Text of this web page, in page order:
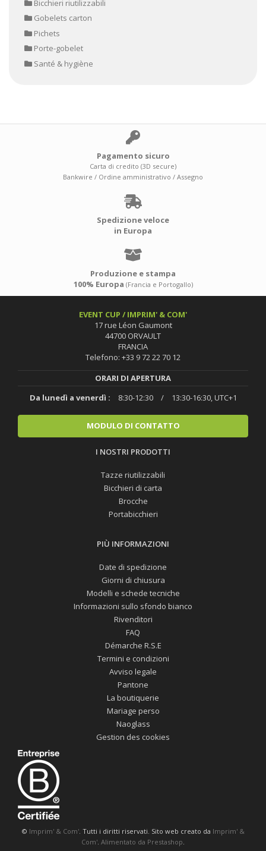
Bicchieri riutilizzabili
Gobelets carton
Pichets
Porte-gobelet
Santé & hygiène
Pagamento sicuro
Carta di credito (3D secure)
Bankwire / Ordine amministrativo / Assegno
Spedizione veloce
in Europa
Produzione e stampa
100% Europa (Francia e Portogallo)
EVENT CUP / IMPRIM' & COM'
17 rue Léon Gaumont
44700 ORVAULT
FRANCIA
Telefono: +33 9 72 22 70 12
ORARI DI APERTURA
Da lunedì a venerdì :
8:30-12:30 / 13:30-16:30, UTC+1
MODULO DI CONTATTO
I NOSTRI PRODOTTI
Tazze riutilizzabili
Bicchieri di carta
Brocche
Portabicchieri
PIÙ INFORMAZIONI
Date di spedizione
Giorni di chiusura
Modelli e schede tecniche
Informazioni sullo sfondo bianco
Rivenditori
FAQ
Démarche R.S.E
Termini e condizioni
Avviso legale
Pantone
La boutiquerie
Mariage perso
Naoglass
Gestion des cookies
© Imprim' & Com'. Tutti i diritti riservati. Sito web creato da Imprim' &
Com' Alimentato da Prestashop